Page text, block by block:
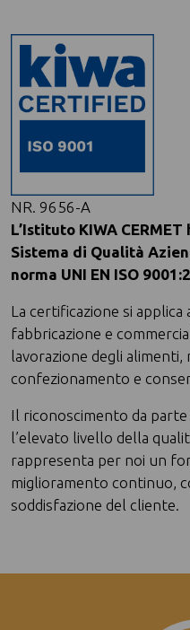
NR. 9656-A
L’Istituto KIWA
Sistema di Qualità
norma UNI EN ISO
La certificazione si
fabbricazione e
lavorazione degli
confezionamento e
Il riconoscimento da
l’elevato livello della
rappresenta per noi un
miglioramento continuo,
soddisfazione del cliente.